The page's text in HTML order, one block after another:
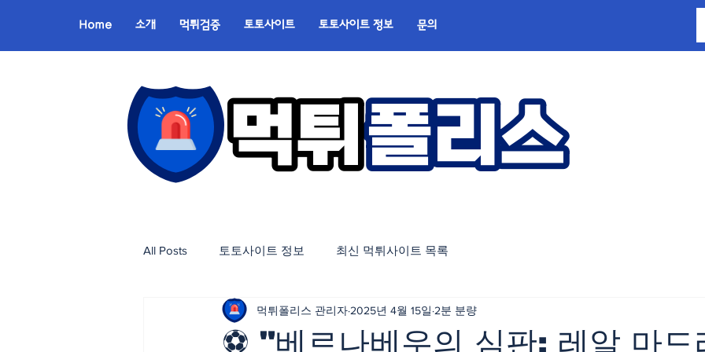
Home 소개 먹튀검증 토토사이트 토토사이트 정보 문의
All Posts 토토사이트 정보 최신 먹튀사이트 목록
⚽ "베르나베우의 심판: 레알 마드
먹튀폴리스 관리자 2025년 4월 15일 2분 분량